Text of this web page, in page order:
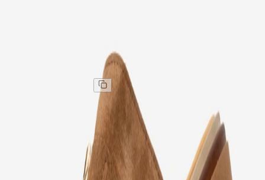
Kadın Hakiki Deri Aksuarlı Terlik Tutun Süet
Kadın Hakiki Deri Aksuarlı Terlik Tutun Süet
3.995,00 TL 40
2.397,00 TL